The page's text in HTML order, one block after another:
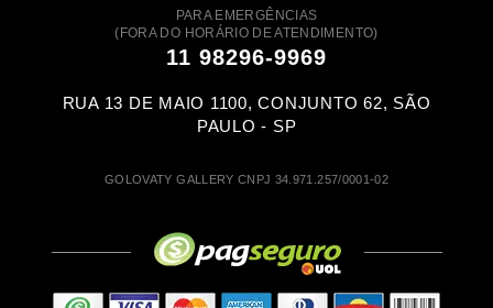
PARA EMERGÊNCIAS
(FORA DO HORÁRIO DE ATENDIMENTO)
11 98296-9969
RUA 13 DE MAIO 1100, CONJUNTO 62, SÃO
PAULO - SP
GOLOVATY GALLERY CNPJ 34.971.257/0001-02